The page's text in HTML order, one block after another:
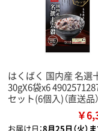
はくばく 国内産 名選
30gX6袋x6
セット(6個入)（直送品）
￥
お届け日：8月25日（火）